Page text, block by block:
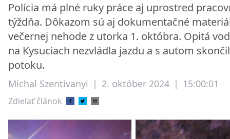
Polícia má plné ruky práce aj uprostred
týždňa. Dôkazom sú aj dokumentačné
večernej nehode z utorka 1. októbra. Opitá
na Kysuciach nezvládla jazdu a s autom
potoku.
Michal Szentivanyi | 2. október 2024 | 15:00:01
Zdieľať článok